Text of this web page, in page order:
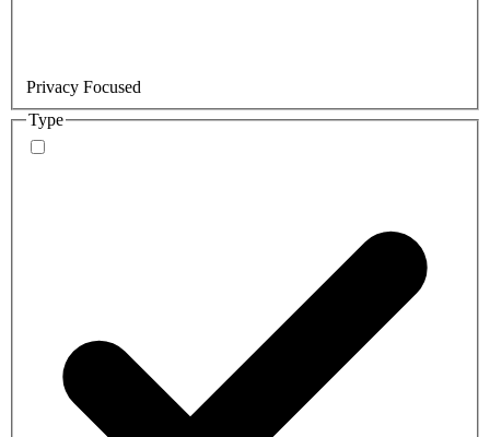
Privacy Focused
Type